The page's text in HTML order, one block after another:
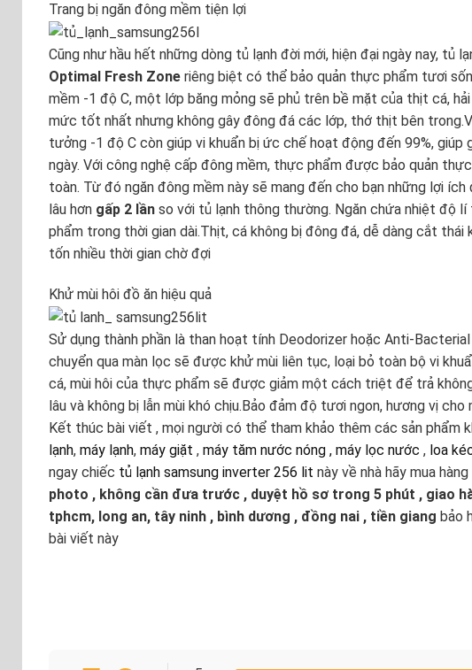
Trang bị ngăn đông mềm tiện lợi
Cũng như hầu hết những dòng tủ lạnh đời mới, hiện đại ngày nay, tủ
Optimal Fresh Zone riêng biệt có thể bảo quản thực phẩm tươi
mềm -1 độ C, một lớp băng mỏng sẽ phủ trên bề mặt của thịt cá,
mức tốt nhất nhưng không gây đông đá các lớp, thớ thịt bên
tưởng -1 độ C còn giúp vi khuẩn bị ức chế hoạt động đến 99%,
ngày. Với công nghệ cấp đông mềm, thực phẩm được bảo quản
toàn. Từ đó ngăn đông mềm này sẽ mang đến cho bạn những lợi ích
lâu hơn gấp 2 lần so với tủ lạnh thông thường. Ngăn chứa nhiệt độ
phẩm trong thời gian dài.Thịt, cá không bị đông đá, dễ dàng cắt thái
tốn nhiều thời gian chờ đợi
Khử mùi hôi đồ ăn hiệu quả
Sử dụng thành phần là than hoạt tính Deodorizer hoặc Anti-
chuyển qua màn lọc sẽ được khử mùi liên tục, loại bỏ toàn bộ vi
cá, mùi hôi của thực phẩm sẽ được giảm một cách triệt để trả
lâu và không bị lẫn mùi khó chịu.Bảo đảm độ tươi ngon, hương vị
Kết thúc bài viết , mọi người có thể tham khảo thêm các sản phẩm
lạnh, máy lạnh, máy giặt , máy tăm nước nóng , máy lọc nước , loa
ngay chiếc tủ lạnh samsung inverter 256 lit này về nhà hãy mua
photo , không cần đưa trước , duyệt hồ sơ trong 5 phút , giao
tphcm, long an, tây ninh , bình dương , đồng nai , tiền giang bảo
bài viết này